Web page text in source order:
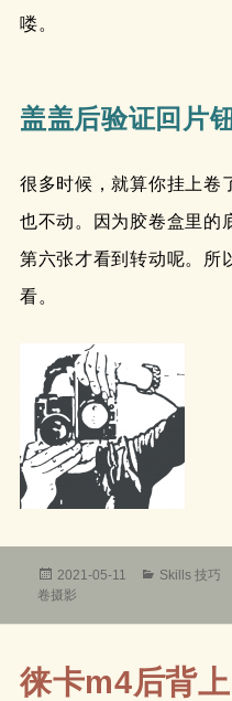
喽。
盖盖后验证回片
很多时候，就算你挂上卷
也不动。因为胶卷盒里的
第六张才看到转动呢。所
看。
发
布
2021-05-11
分
Skills 技巧
卷摄影
徕卡m4后背